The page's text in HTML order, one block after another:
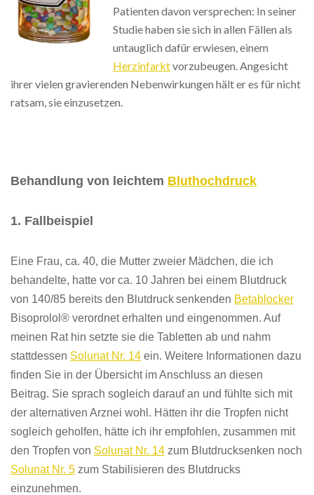
Patienten davon versprechen: In seiner
Studie haben sie sich in allen Fällen als
untauglich dafür erwiesen, einem
Herzinfarktvorzubeugen. Angesicht
ihrer vielen gravierenden Nebenwirkungen hält er es für nicht
ratsam, sie einzusetzen.
Behandlung von leichtem Bluthochdruck
1. Fallbeispiel
Eine Frau, ca. 40, die Mutter zweier Mädchen, die ich
behandelte, hatte vor ca. 10 Jahren bei einem Blutdruck
von 140/85 bereits den Blutdrucksenkenden Betablocker
Bisoprolol ® verordnet erhalten und eingenommen. Auf
meinen Rat hin setzte sie die Tabletten ab und nahm
stattdessen Solunat Nr. 14 ein. Weitere Informationen dazu
finden Sie in der Übersicht im Anschluss an diesen
Beitrag. Sie sprach sogleich darauf an und fühlte sich mit
der alternativen Arznei wohl. Hätten ihr die Tropfen nicht
sogleich geholfen, hätte ich ihr empfohlen, zusammen mit
den Tropfen von Solunat Nr. 14 zum Blutdrucksenken noch
Solunat Nr. 5 zum Stabilisieren des Blutdrucks
einzunehmen.